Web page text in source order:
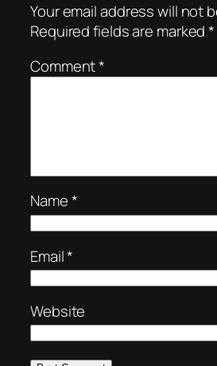
Your email address will not
Required fields are marked*
Comment*
Name*
Email*
Website